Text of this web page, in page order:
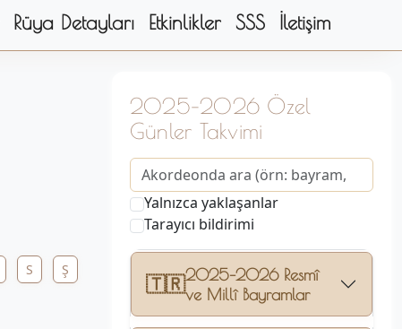
Rüya Detayları Etkinlikler SSS İletişim
S
Ş
2025–2026 Özel
Günler Takvimi
Yalnızca yaklaşanlar
Tarayıcı bildirimi
🇹🇷2025–2026 Resmî
ve Millî Bayramlar